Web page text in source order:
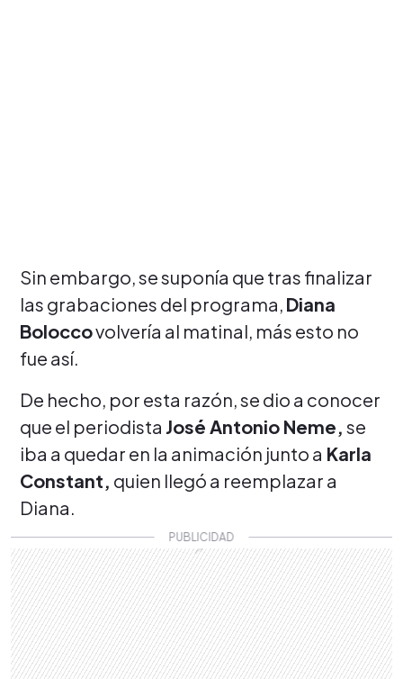
Sin embargo, se suponía que tras finalizar
las grabaciones del programa, Diana
Boloccovolvería al matinal, más esto no
fue así.
De hecho, por esta razón, se dio a conocer
que el periodista José Antonio Neme, se
iba a quedar en la animación junto a Karla
Constant, quien llegó a reemplazar a
Diana.